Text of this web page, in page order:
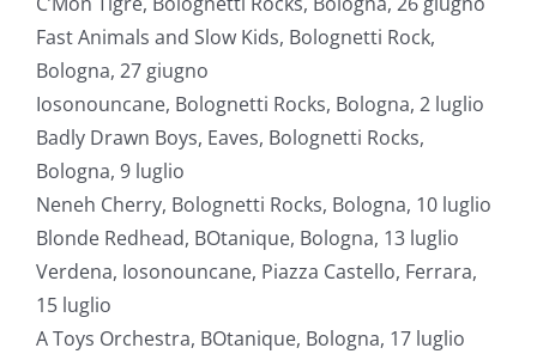
Fast Animals and Slow Kids, Bolognetti Rock,
Bologna, 27 giugno
Iosonouncane, Bolognetti Rocks, Bologna, 2 luglio
Badly Drawn Boys, Eaves, Bolognetti Rocks,
Bologna, 9 luglio
Neneh Cherry, Bolognetti Rocks, Bologna, 10 luglio
Blonde Redhead, BOtanique, Bologna, 13 luglio
Verdena, Iosonouncane, Piazza Castello, Ferrara,
15 luglio
A Toys Orchestra, BOtanique, Bologna, 17 luglio